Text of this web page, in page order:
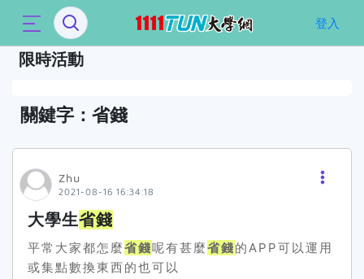
登入
限時活動
省錢
Zhu
2021-08-16 16:34:18
大學生省錢
平常大家都怎麼省錢呢有甚麼省錢的APP可以運用
或集點數換東西的也可以